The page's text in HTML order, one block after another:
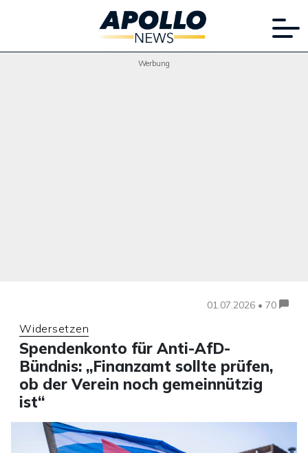
Werbung
01.07.2026 • 70
Widersetzen
Spendenkonto für Anti-AfD-
Bündnis: „Finanzamt sollte prüfen,
ob der Verein noch gemeinnützig
ist“